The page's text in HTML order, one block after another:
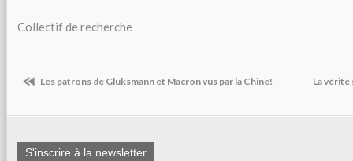
Collectif de recherche
Les patrons de Gluksmann et Macron vus par la Chine! La vérité
S'inscrire à la newsletter